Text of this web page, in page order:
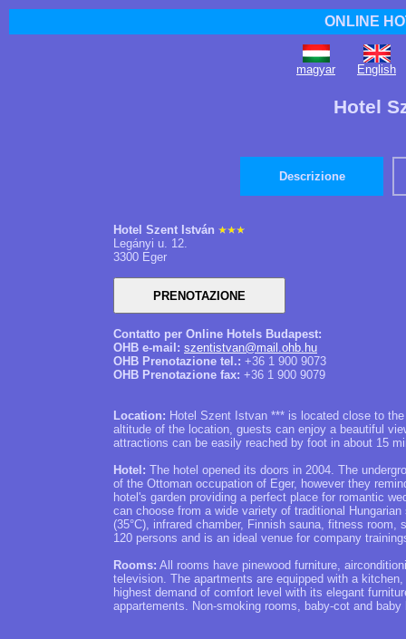
ONLINE
magyar English
Hotel
Descrizione
Hotel Szent István
Legányi u. 12.
3300 Eger
Contatto per Online Hotels Budapest:
OHB e-mail: szentistvan@mail.ohb.hu
OHB Prenotazione tel.: +36 1 900 9073
OHB Prenotazione fax: +36 1 900 9079
Location: Hotel Szent Istvan *** is located close to
altitude of the location, guests can enjoy a beautiful
attractions can be easily reached by foot in about 15
Hotel: The hotel opened its doors in 2004. The
of the Ottoman occupation of Eger, however they
hotel's garden providing a perfect place for romantic
can choose from a wide variety of traditional
(35°C), infrared chamber, Finnish sauna, fitness
120 persons and is an ideal venue for company
Rooms: All rooms have pinewood furniture,
television. The apartments are equipped with a
highest demand of comfort level with its elegant
appartements. Non-smoking rooms, baby-cot and